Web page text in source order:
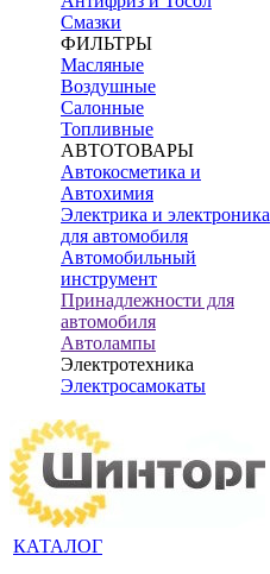
Смазки
ФИЛЬТРЫ
Масляные
Воздушные
Салонные
Топливные
АВТОТОВАРЫ
Автокосметика и
Автохимия
Электрика и электроника
для автомобиля
Автомобильный
инструмент
Принадлежности для
автомобиля
Автолампы
Электротехника
Электросамокаты
КАТАЛОГ